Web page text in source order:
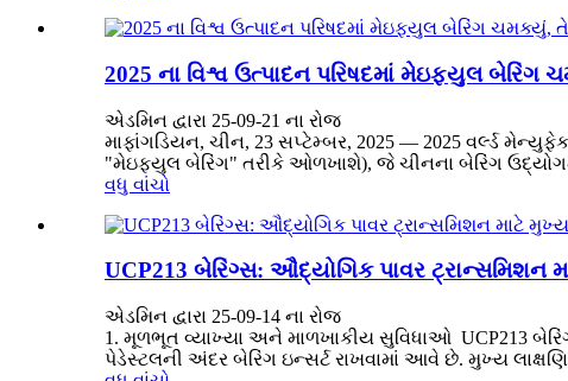
2025 ના વિશ્વ ઉત્પાદન પરિષદમાં મેઇફ્યુલ
એડમિન દ્વારા 25-09-21 ના ​​રોજ
માફાંગડિયન, ચીન, 23 સપ્ટેમ્બર, 2025 — 2025 વર્લ્ડ
"મેઇફ્યુલ બેરિંગ" તરીકે ઓળખાશે), જે ચીનના બેરિંગ
વધુ વાંચો
UCP213 બેરિંગ્સ: ઔદ્યોગિક પાવર ટ્રાન્સમિશન
એડમિન દ્વારા 25-09-14 ના રોજ
1. મૂળભૂત વ્યાખ્યા અને માળખાકીય સુવિધાઓ ‌ UCP213
પેડેસ્ટલની અંદર બેરિંગ ઇન્સર્ટ રાખવામાં આવે છે. મુખ્ય